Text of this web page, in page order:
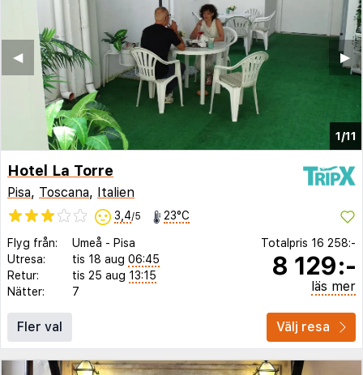
1/11
▶︎
◀︎
Hotel La Torre
Pisa, Toscana, Italien
3,4/5 23°C
Flyg från: Umeå - Pisa
Utresa:
tis 18 aug 06:45
Retur:
tis 25 aug 13:15
Nätter:
7
Totalpris 16 258:-
8 129:-
läs mer
Fler val Välj resa